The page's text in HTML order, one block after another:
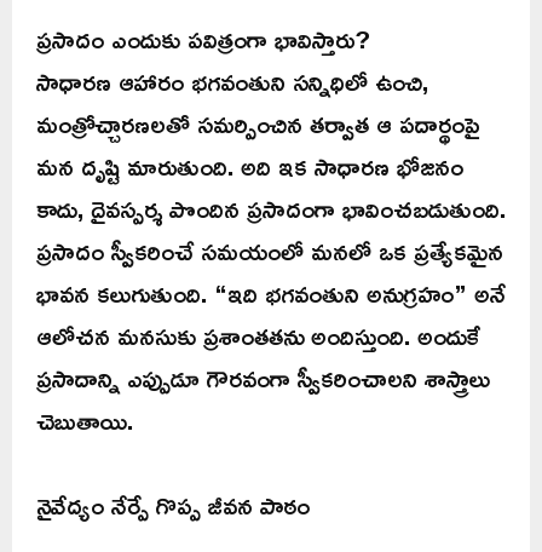
ప్రసాదం ఎందుకు పవిత్రంగా భావిస్తారు?
సాధారణ ఆహారం భగవంతుని సన్నిధిలో ఉంచి,
మంత్రోచ్చారణలతో సమర్పించిన తర్వాత ఆ పదార్థంపై
మన దృష్టి మారుతుంది. అది ఇక సాధారణ భోజనం
కాదు, దైవస్పర్శ పొందిన ప్రసాదంగా భావించబడుతుంది.
ప్రసాదం స్వీకరించే సమయంలో మనలో ఒక ప్రత్యేకమైన
భావన కలుగుతుంది. “ఇది భగవంతుని అనుగ్రహం” అనే
ఆలోచన మనసుకు ప్రశాంతతను అందిస్తుంది. అందుకే
ప్రసాదాన్ని ఎప్పుడూ గౌరవంగా స్వీకరించాలని శాస్త్రాలు
చెబుతాయి.
నైవేద్యం నేర్పే గొప్ప జీవన పాఠం